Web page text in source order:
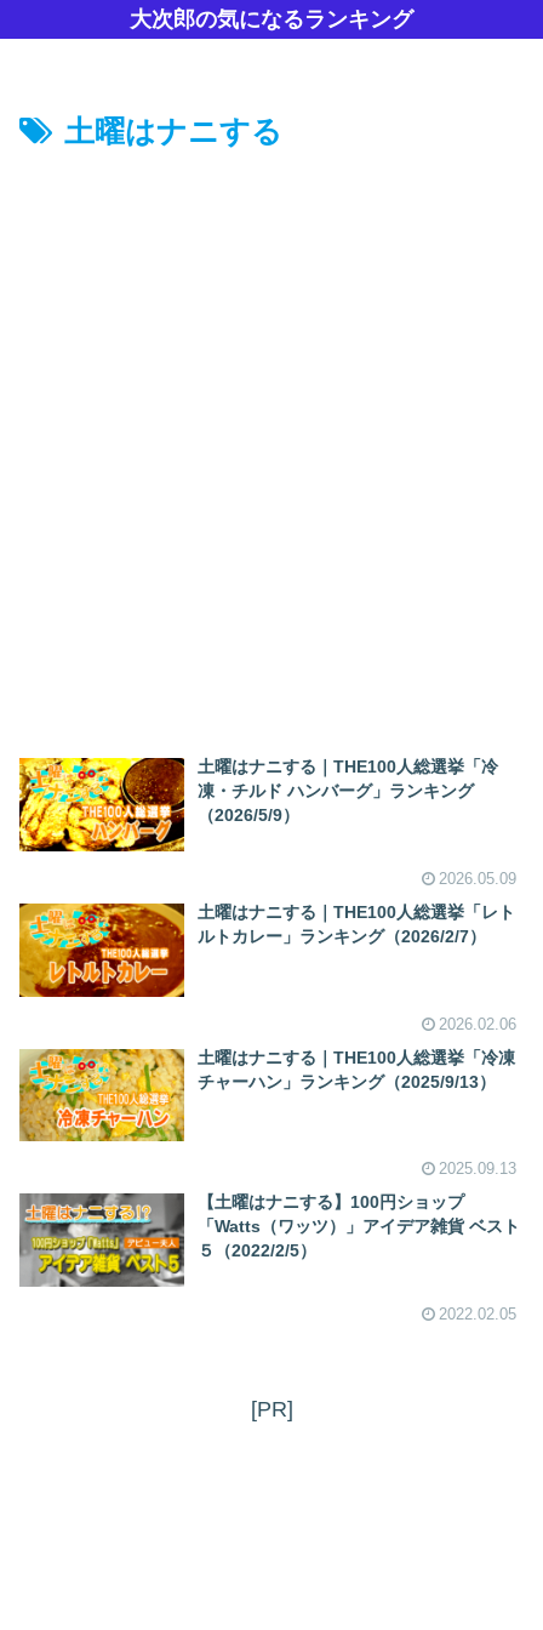
大次郎の気になるランキング
土曜はナニする
土曜はナニする｜THE100人総選挙「冷
凍・チルド ハンバーグ」ランキング
（2026/5/9）
2026.05.09
土曜はナニする｜THE100人総選挙「レト
ルトカレー」ランキング（2026/2/7）
2026.02.06
土曜はナニする｜THE100人総選挙「冷凍
チャーハン」ランキング（2025/9/13）
2025.09.13
【土曜はナニする】100円ショップ
「Watts（ワッツ）」アイデア雑貨 ベスト
５（2022/2/5）
2022.02.05
[PR]